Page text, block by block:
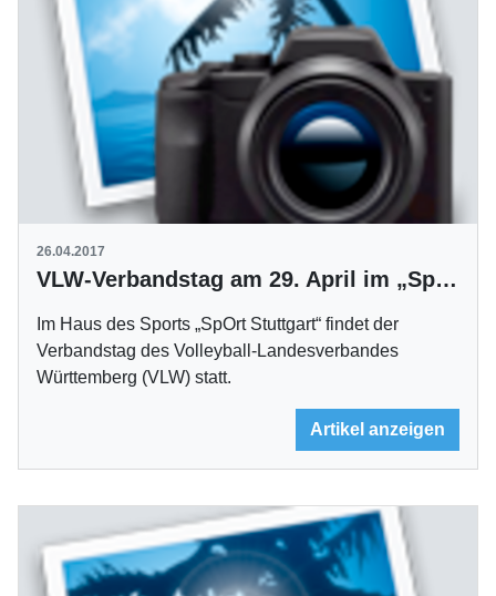
26.04.2017
VLW-Verbandstag am 29. April im „SpOrt Stuttgart“
Im Haus des Sports „SpOrt Stuttgart“ findet der
Verbandstag des Volleyball-Landesverbandes
Württemberg (VLW) statt.
Artikel anzeigen